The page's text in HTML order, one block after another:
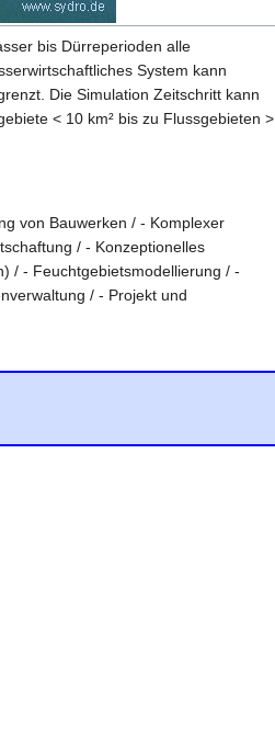
bis Dürreperioden alle
System kann
Die Simulation Zeitschritt kann
< 10 km² bis zu Flussgebieten >
von Bauwerken / - Komplexer
/ - Konzeptionelles
/ - Feuchtgebietsmodellierung / -
/ - Projekt und